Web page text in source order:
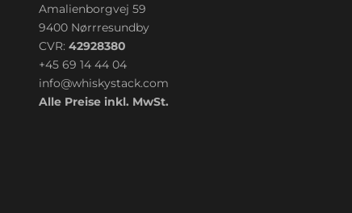
Amalienborgvej 59
9400 Nørrresundby
CVR: 42928380
+45 69 14 44 04
info@whiskystack.com
Alle Preise inkl. MwSt.